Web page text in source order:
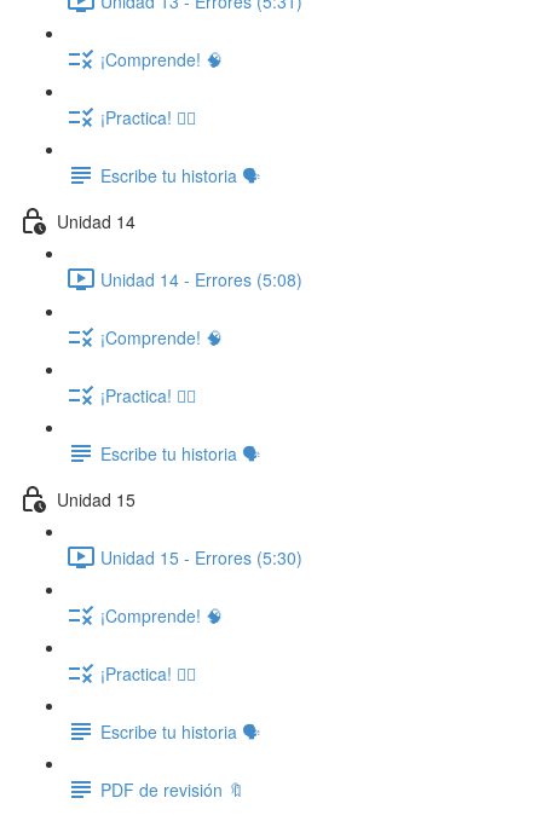
¡Comprende! 🧠
¡Practica! ✍🏽
Escribe tu historia 🗣️
Unidad 14
Unidad 14 - Errores (5:08)
¡Comprende! 🧠
¡Practica! ✍🏽
Escribe tu historia 🗣️
Unidad 15
Unidad 15 - Errores (5:30)
¡Comprende! 🧠
¡Practica! ✍🏽
Escribe tu historia 🗣️
PDF de revisión 🔖